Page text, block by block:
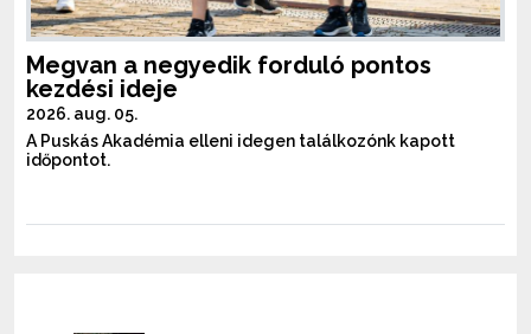
Megvan a negyedik forduló pontos
kezdési ideje
2026. aug. 05.
A Puskás Akadémia elleni idegen találkozónk kapott
időpontot.